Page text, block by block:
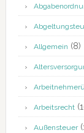
Allgemein (8)
Arbeitsrecht
Außensteuer